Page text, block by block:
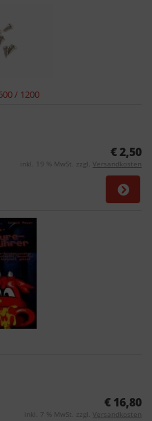
/ 1200
€ 2,50
inkl. 19 % MwSt. zzgl. Versandkosten
€ 16,80
inkl. 7 % MwSt. zzgl. Versandkosten